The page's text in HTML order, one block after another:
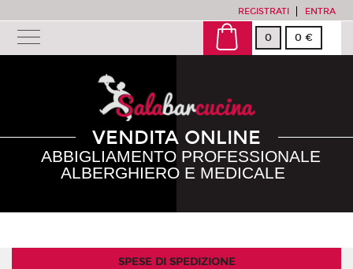
0 0 €
ENTRA
REGISTRATI
VENDITA ONLINE
ABBIGLIAMENTO PROFESSIONALE
ALBERGHIERO E MEDICALE
SPESE DI SPEDIZIONE